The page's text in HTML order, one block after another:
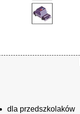
dla przedszkolaków